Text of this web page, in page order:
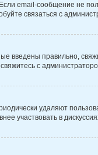
email-сообщение не
связаться с
введены правильно,
с
удаляют
участвовать в